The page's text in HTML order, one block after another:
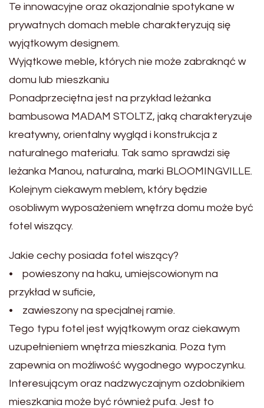
Te innowacyjne oraz okazjonalnie spotykane w
prywatnych domach meble charakteryzują się
wyjątkowym designem.
Wyjątkowe meble, których nie może zabraknąć w
domu lub mieszkaniu
Ponadprzeciętna jest na przykład leżanka
bambusowa MADAM STOLTZ, jaką charakteryzuje
kreatywny, orientalny wygląd i konstrukcja z
naturalnego materiału. Tak samo sprawdzi się
leżanka Manou, naturalna, marki BLOOMINGVILLE.
Kolejnym ciekawym meblem, który będzie
osobliwym wyposażeniem wnętrza domu może być
fotel wiszący.
Jakie cechy posiada fotel wiszący?
• powieszony na haku, umiejscowionym na
przykład w suficie,
• zawieszony na specjalnej ramie.
Tego typu fotel jest wyjątkowym oraz ciekawym
uzupełnieniem wnętrza mieszkania. Poza tym
zapewnia on możliwość wygodnego wypoczynku.
Interesującym oraz nadzwyczajnym ozdobnikiem
mieszkania może być również pufa. Jest to